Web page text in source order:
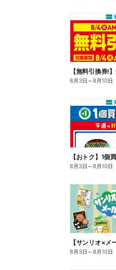
8月3日 ～8月10日
8月3日 ～8月10日
8月3日 ～8月10日